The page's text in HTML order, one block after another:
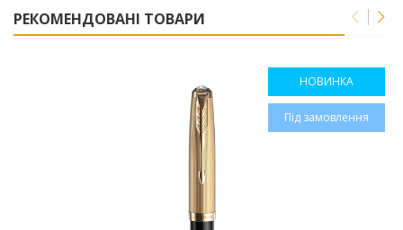
РЕКОМЕНДОВАНІ ТОВАРИ
НОВИНКА
Під замовлення